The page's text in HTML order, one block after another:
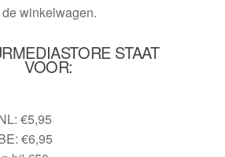
winkelwagen.
STAAT
VOOR:
€5,95
€6,95